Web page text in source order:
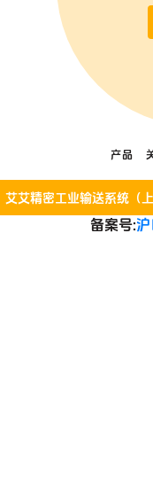
产品
艾艾精密工业输送系统（
备案号: